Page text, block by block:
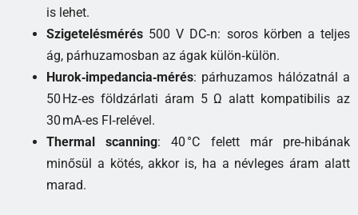
is lehet.
Szigetelésmérés 500 V DC‑n: soros körben a teljes
ág, párhuzamosban az ágak külön‑külön.
Hurok‑impedancia‑mérés: párhuzamos hálózatnál a
50 Hz‑es földzárlati áram 5 Ω alatt kompatibilis az
30 mA‑es FI‑relével.
Thermal scanning: 40 °C felett már pre‑hibának
minősül a kötés, akkor is, ha a névleges áram alatt
marad.